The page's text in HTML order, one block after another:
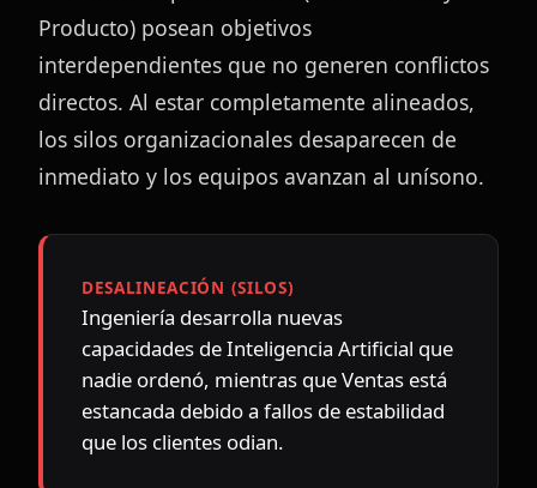
Producto) posean objetivos
interdependientes que no generen conflictos
directos. Al estar completamente alineados,
los silos organizacionales desaparecen de
inmediato y los equipos avanzan al unísono.
DESALINEACIÓN (SILOS)
Ingeniería desarrolla nuevas
capacidades de Inteligencia Artificial que
nadie ordenó, mientras que Ventas está
estancada debido a fallos de estabilidad
que los clientes odian.